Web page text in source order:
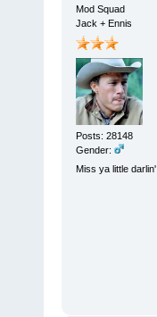
Mod Squad
Jack + Ennis
Posts: 28148
Gender:
Miss ya little darlin'